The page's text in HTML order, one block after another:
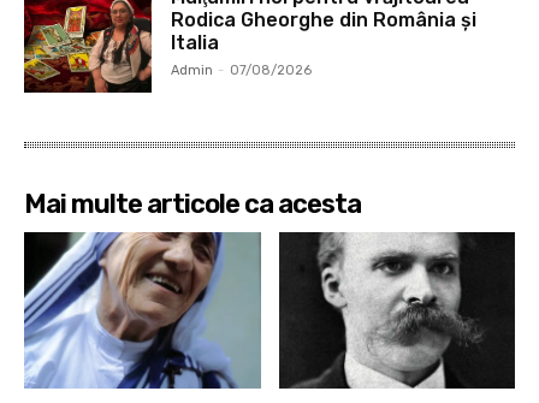
Rodica Gheorghe din România și
Italia
Admin - 07/08/2026
Mai multe articole ca acesta